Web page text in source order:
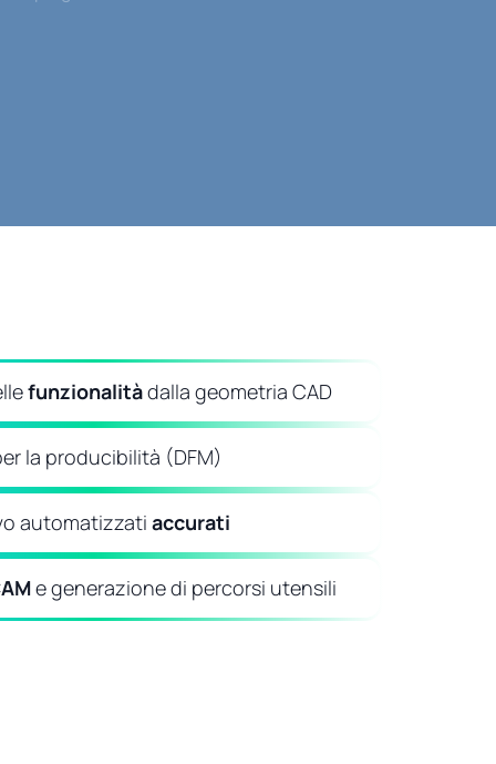
funzionalitàdalla geometria CAD
la producibilità (DFM)
automatizzati accurati
e generazione di percorsi utensili